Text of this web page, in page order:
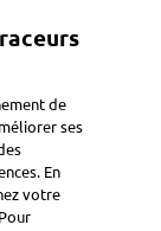
de
ses
En
votre